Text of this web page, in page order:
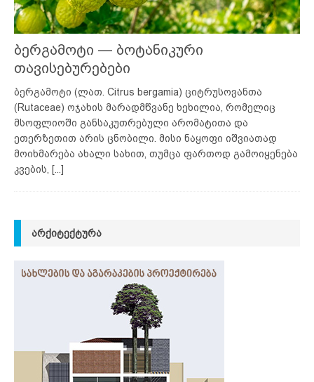
ბერგამოტი — ბოტანიკური
თავისებურებები
ბერგამოტი (ლათ. Citrus bergamia) ციტრუსოვანთა
(Rutaceae) ოჯახის მარადმწვანე ხეხილია, რომელიც
მსოფლიოში განსაკუთრებული არომატითა და
ეთერზეთით არის ცნობილი. მისი ნაყოფი იშვიათად
მოიხმარება ახალი სახით, თუმცა ფართოდ გამოიყენება
კვების,
[...]
ᲐᲠᲥᲘᲢᲔᲥᲢᲣᲠᲐ